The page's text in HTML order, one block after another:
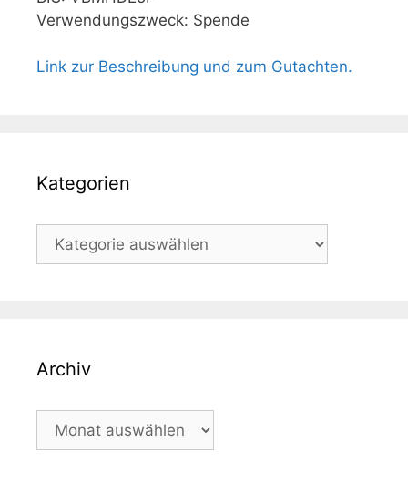
Verwendungszweck: Spende
Link zur Beschreibung und zum Gutachten.
Kategorien
Kategorien
Archiv
Archiv